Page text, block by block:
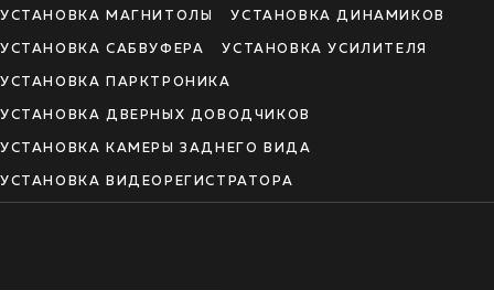
УСТАНОВКА МАГНИТОЛЫ УСТАНОВКА ДИНАМИКОВ
УСТАНОВКА САБВУФЕРА УСТАНОВКА УСИЛИТЕЛЯ
УСТАНОВКА ПАРКТРОНИКА
УСТАНОВКА ДВЕРНЫХ ДОВОДЧИКОВ
УСТАНОВКА КАМЕРЫ ЗАДНЕГО ВИДА
УСТАНОВКА ВИДЕОРЕГИСТРАТОРА